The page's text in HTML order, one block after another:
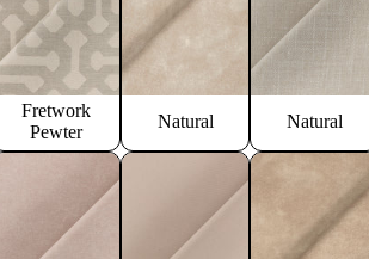
Fretwork
Pewter
Natural Natural